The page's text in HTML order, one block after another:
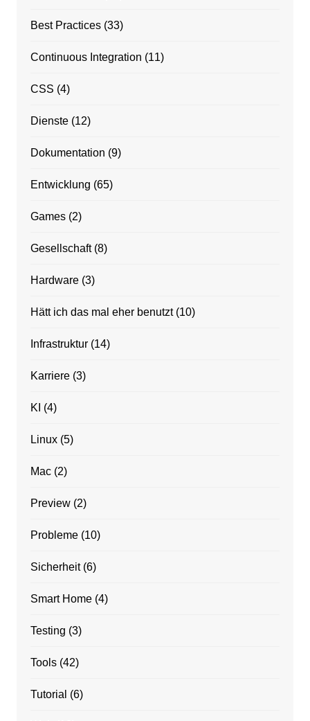
Best Practices(33)
Continuous Integration (11)
CSS (4)
Dienste(12)
Dokumentation (9)
Entwicklung (65)
Games(2)
Gesellschaft(8)
Hardware(3)
Hätt ich das mal eher benutzt(10)
Infrastruktur(14)
Karriere(3)
KI (4)
Linux(5)
Mac(2)
Preview(2)
Probleme(10)
Sicherheit(6)
Smart Home(4)
Testing (3)
Tools(42)
Tutorial (6)